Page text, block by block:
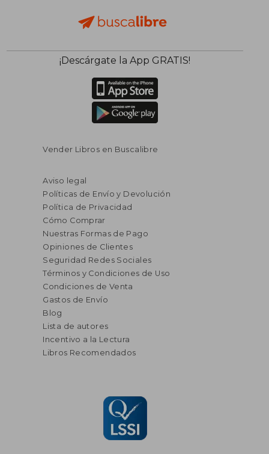
¡Descárgate la App GRATIS!
Vender Libros en Buscalibre
Aviso legal
Políticas de Envío y Devolución
Política de Privacidad
Cómo Comprar
Nuestras Formas de Pago
Opiniones de Clientes
Seguridad Redes Sociales
Términos y Condiciones de Uso
Condiciones de Venta
Gastos de Envío
Blog
Lista de autores
Incentivo a la Lectura
Libros Recomendados